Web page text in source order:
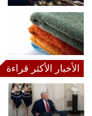
الأخبار الأكثر قراءة